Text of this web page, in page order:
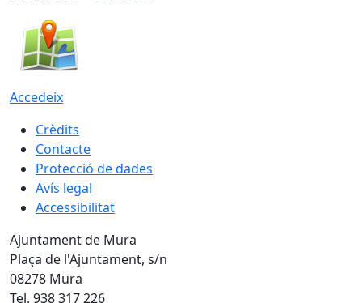
Accedeix
Crèdits
Contacte
Protecció de dades
Avís legal
Accessibilitat
Ajuntament de Mura
Plaça de l'Ajuntament, s/n
08278 Mura
Tel. 938 317 226